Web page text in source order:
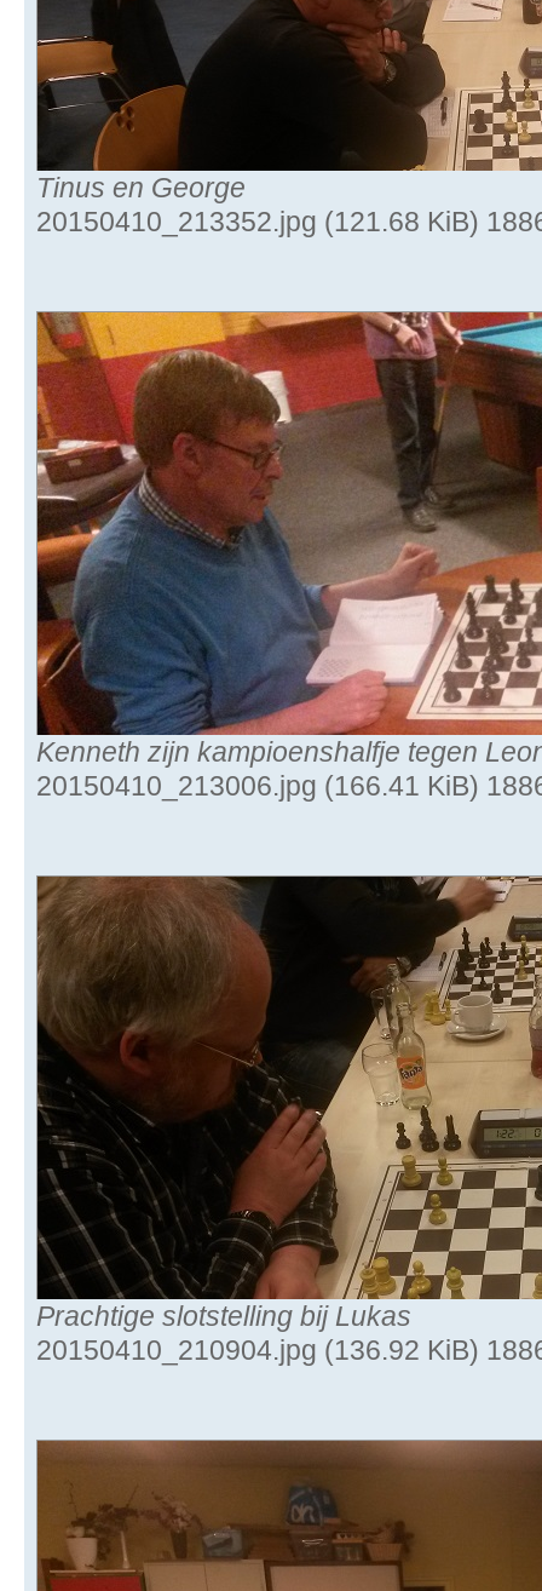
Tinus en George
20150410_213352.jpg (121.68 KiB)
Kenneth zijn kampioenshalfje tegen
20150410_213006.jpg (166.41 KiB)
Prachtige slotstelling bij Lukas
20150410_210904.jpg (136.92 KiB)